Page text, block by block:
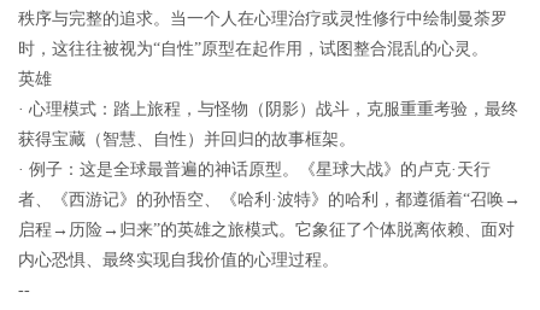
秩序与完整的追求。当一个人在心理治疗或灵性修行中绘制曼荼罗
时，这往往被视为“自性”原型在起作用，试图整合混乱的心灵。
英雄
· 心理模式：踏上旅程，与怪物（阴影）战斗，克服重重考验，最终
获得宝藏（智慧、自性）并回归的故事框架。
· 例子：这是全球最普遍的神话原型。《星球大战》的卢克·天行
者、《西游记》的孙悟空、《哈利·波特》的哈利，都遵循着“召唤→
启程→历险→归来”的英雄之旅模式。它象征了个体脱离依赖、面对
内心恐惧、最终实现自我价值的心理过程。
--